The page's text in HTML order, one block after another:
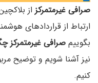
صرافی غیرمتمرکز از
ارتباط از قراردادهای
بگوییم صرافی غیرمتمرکز
نیز آشنا شویم و توضیح
کنیم.